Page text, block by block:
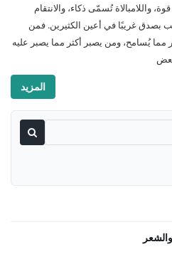
تُسمّى ذكاء، والانتقام
بصدق غريبًا في أعين الكثيرين. فمن
مما يُسامح، ومن يصبر أكثر مما يصبر عليه
المزيد